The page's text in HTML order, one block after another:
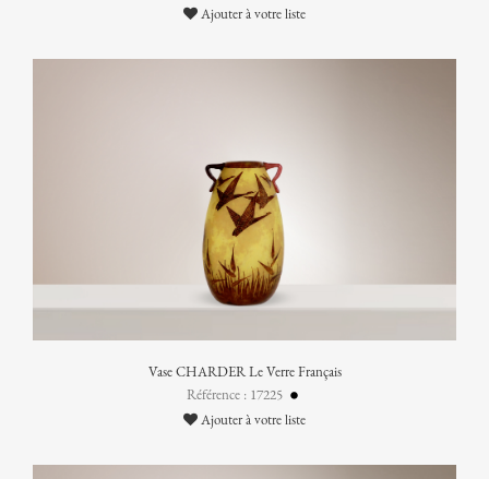
Ajouter à votre liste
Vase CHARDER Le Verre Français
Référence : 17225
Ajouter à votre liste